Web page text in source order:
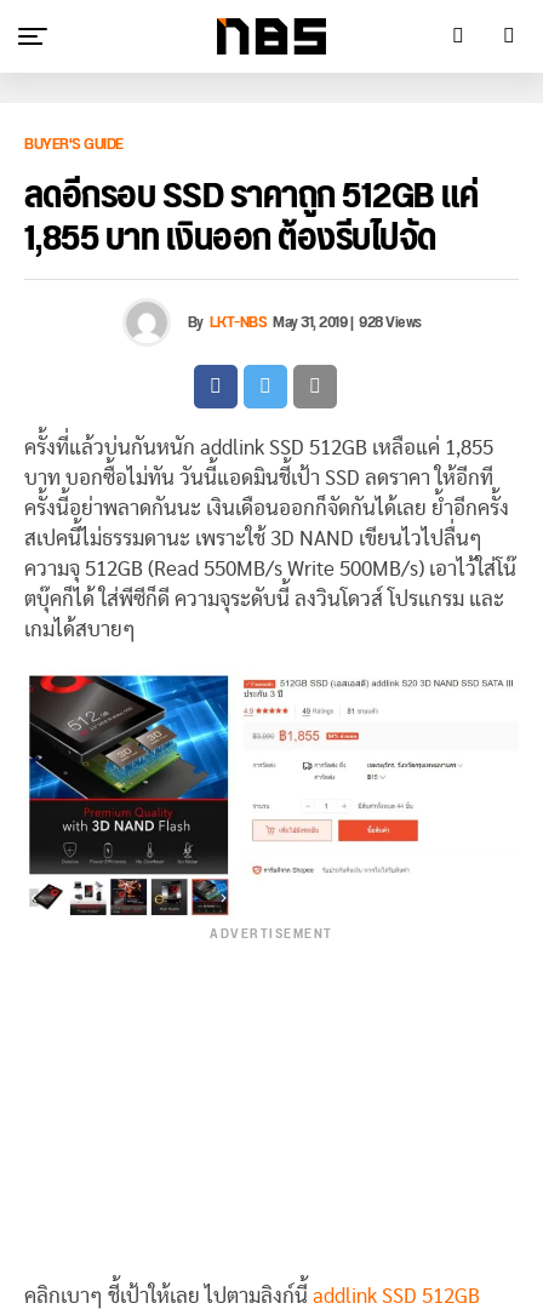
BUYER'S GUIDE
ลดอีกรอบ SSD ราคาถูก 512GB แค่
1,855 บาท เงินออก ต้องรีบไปจัด
By LKT-NBSMay 31, 2019|928 Views
ครั้งที่แล้วบ่นกันหนัก addlink SSD 512GB เหลือแค่ 1,855
บาท บอกซื้อไม่ทัน วันนี้แอดมินชี้เป้า SSD ลดราคา ให้อีกที
ครั้งนี้อย่าพลาดกันนะ เงินเดือนออกก็จัดกันได้เลย ย้ำอีกครั้ง
สเปคนี้ไม่ธรรมดานะ เพราะใช้ 3D NAND เขียนไวไปลื่นๆ
ความจุ 512GB (Read 550MB/s Write 500MB/s) เอาไว้ใส่โน๊
ตบุ๊คก็ได้ ใส่พีซีก็ดี ความจุระดับนี้ ลงวินโดวส์ โปรแกรม และ
เกมได้สบายๆ
ADVERTISEMENT
คลิกเบาๆ ชี้เป้าให้เลย ไปตามลิงก์นี้ addlink SSD 512GB